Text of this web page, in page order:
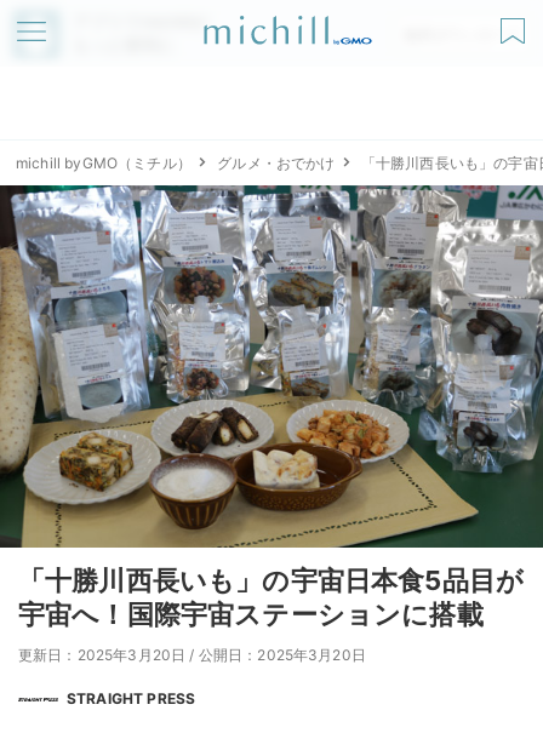
アプリでmichillが
無料ダウンロード
michill byGMO（ミチル） グルメ・おでかけ 「十勝川西長いも」の宇
「十勝川西長いも」の宇宙日本食5品目が
宇宙へ！国際宇宙ステーションに搭載
更新日：2025年3月20日 / 公開日：2025年3月20日
STRAIGHT PRESS